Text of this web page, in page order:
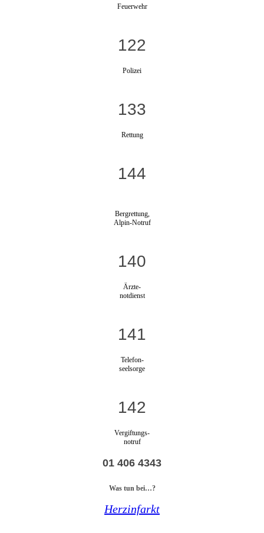
Feuerwehr
122
Polizei
133
Rettung
144
Bergrettung,
Alpin-Notruf
140
Ärzte-
notdienst
141
Telefon-
seelsorge
142
Vergiftungs-
notruf
01 406 4343
Was tun bei…?
Herzinfarkt